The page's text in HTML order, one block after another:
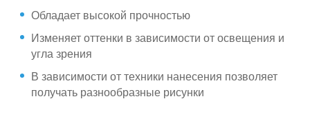
Обладает высокой прочностью
Изменяет оттенки в зависимости от освещения и
угла зрения
В зависимости от техники нанесения позволяет
получать разнообразные рисунки